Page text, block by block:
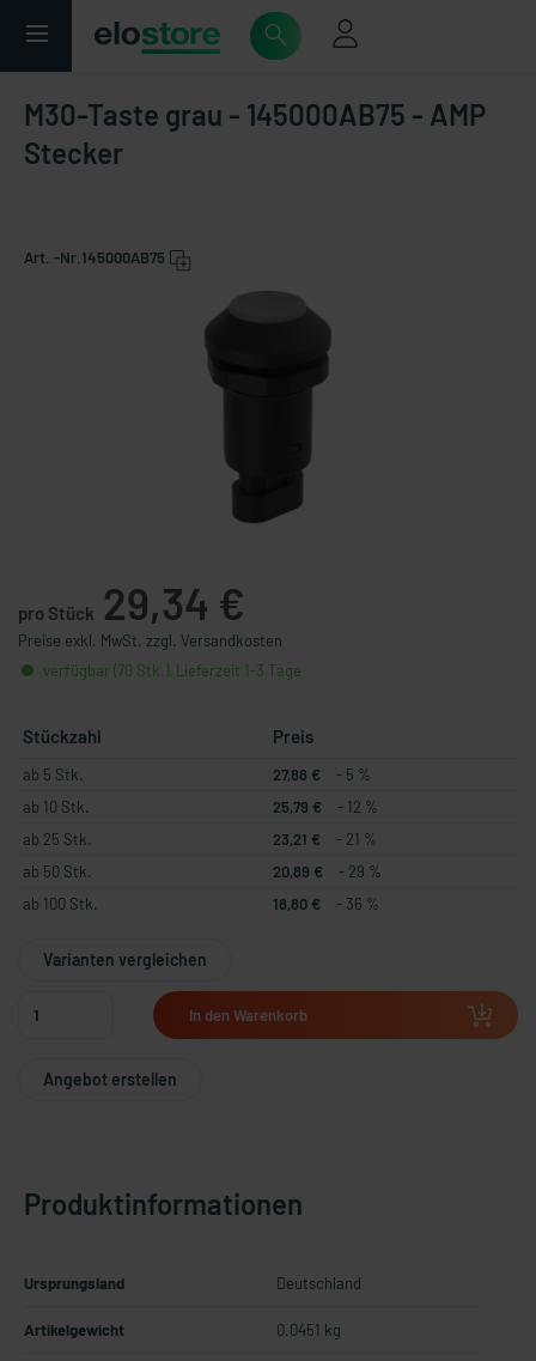
M30-Taste grau - 145000AB75 - AMP
Stecker
Art. -Nr. 145000AB75
pro Stück 29,34 €
Preise exkl. MwSt. zzgl. Versandkosten
verfügbar (70 Stk.), Lieferzeit 1-3 Tage
Stückzahl Preis
ab 5 Stk. 27,88 €
- 5 %
ab 10 Stk.
25,79 €
- 12 %
ab 25 Stk.
23,21 €
- 21 %
ab 50 Stk.
20,89 €
- 29 %
ab 100 Stk.
18,80 € - 36 %
Varianten vergleichen
In den Warenkorb
Angebot erstellen
Produktinformationen
Ursprungsland Deutschland
Artikelgewicht 0.0451 kg